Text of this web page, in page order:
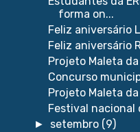
forma on...
Feliz aniversário
Feliz aniversário
Projeto Maleta
Concurso
Projeto Maleta
Festival nacional
► setembro (9)